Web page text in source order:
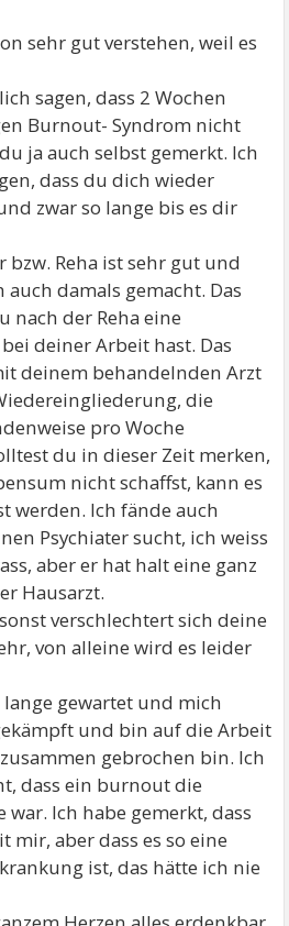
sehr gut verstehen, weil es
sagen, dass 2 Wochen
Burnout- Syndrom nicht
ja auch selbst gemerkt. Ich
dass du dich wieder
zwar so lange bis es dir
bzw. Reha ist sehr gut und
damals gemacht. Das
nach der Reha eine
deiner Arbeit hast. Das
deinem behandelnden Arzt
die
pro Woche
du in dieser Zeit merken,
nicht schaffst, kann es
werden. Ich fände auch
Psychiater sucht, ich weiss
aber er hat halt eine ganz
Hausarzt.
verschlechtert sich deine
von alleine wird es leider
gewartet und mich
und bin auf die Arbeit
gebrochen bin. Ich
dass ein burnout die
war. Ich habe gemerkt, dass
aber dass es so eine
ist, das hätte ich nie